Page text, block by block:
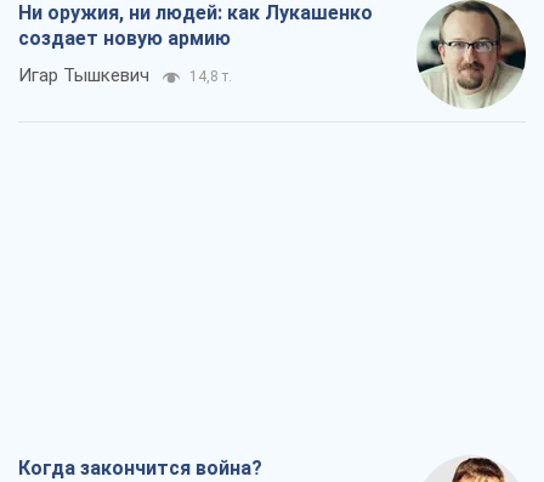
Ни оружия, ни людей: как Лукашенко
создает новую армию
Игар Тышкевич 14,8 т.
Когда закончится война?